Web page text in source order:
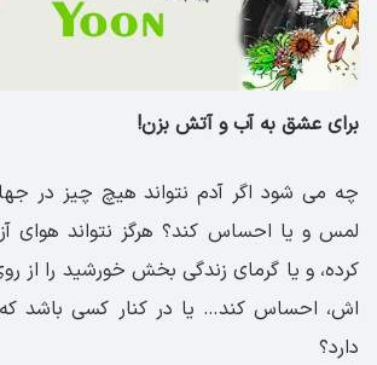
برای عشق به آب و آتش بزن!
چه می شود اگر آدم نتواند هیچ چیز در
لمس و یا احساس کند؟ هرگز نتواند هوای
کرده، و یا گرمای زندگی بخش خورشید را از
اش، احساس کند… یا در کنار کسی باشد
دارد؟